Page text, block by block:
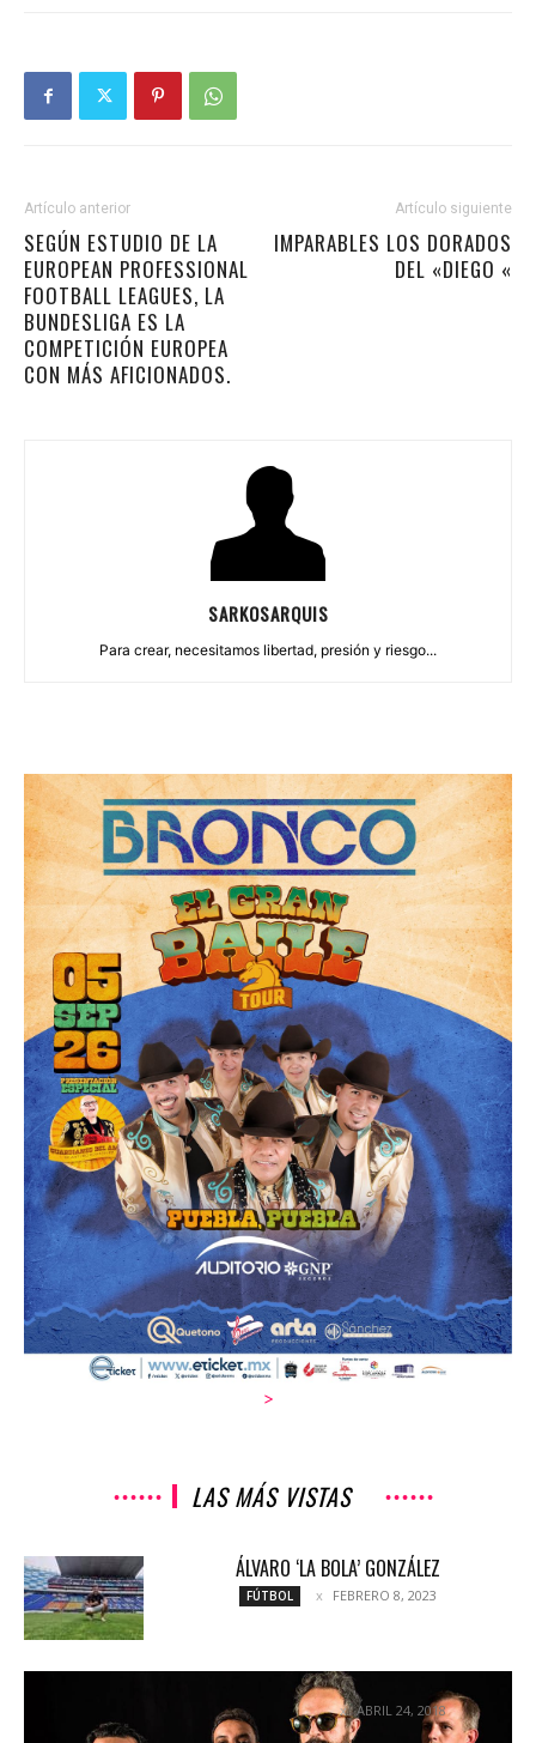
Artículo anterior
SEGÚN ESTUDIO DE LA
EUROPEAN PROFESSIONAL
FOOTBALL LEAGUES, LA
BUNDESLIGA ES LA
COMPETICIÓN EUROPEA
CON MÁS AFICIONADOS.
Artículo siguiente
IMPARABLES LOS DORADOS
DEL «DIEGO «
SARKOSARQUIS
Para crear, necesitamos libertad, presión y riesgo...
>
LAS MÁS VISTAS
ÁLVARO ‘LA BOLA’ GONZÁLEZ
FÚTBOL FEBRERO 8, 2023
EL DESCONECTE CON MOLOTOV
ENTREVISTAS ABRIL 24, 2018